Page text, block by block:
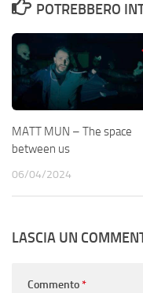
POTREBBERO
MATT MUN – The space
between us
06/04/2024
LASCIA UN
Commento*